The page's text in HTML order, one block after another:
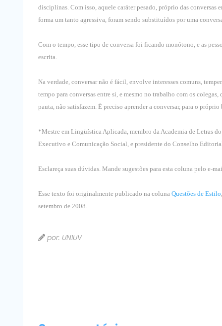
disciplinas. Com isso, aquele caráter pesado, próprio das conversas
forma um tanto agressiva, foram sendo substituídos por uma
Com o tempo, esse tipo de conversa foi ficando monótono, e as
escrita.
Na verdade, conversar não é fácil, envolve interesses comuns,
tempo para conversas entre si, e mesmo no trabalho com os
pauta, não satisfazem. É preciso aprender a conversar, para o próprio
*Mestre em Lingüística Aplicada, membro da Academia de Letras
Executivo e Comunicação Social, e presidente do Conselho
Esclareça suas dúvidas. Mande sugestões para esta coluna pelo e-
Esse texto foi originalmente publicado na coluna Questões de Estilo
setembro de 2008.
por: UNIUV